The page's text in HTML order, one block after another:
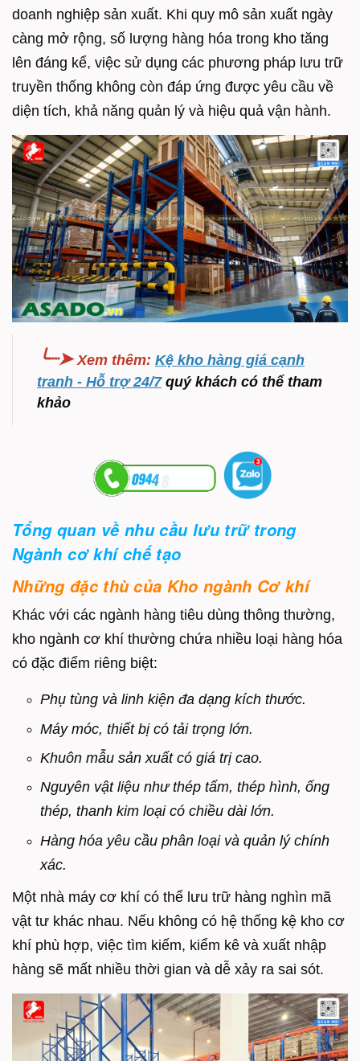
doanh nghiệp sản xuất. Khi quy mô sản xuất ngày
càng mở rộng, số lượng hàng hóa trong kho tăng
lên đáng kể, việc sử dụng các phương pháp lưu trữ
truyền thống không còn đáp ứng được yêu cầu về
diện tích, khả năng quản lý và hiệu quả vận hành.
╰┈➤Xem thêm: Kệ kho hàng giá cạnh
tranh - Hỗ trợ 24/7 quý khách có thể tham
khảo
Tổng quan về nhu cầu lưu trữ trong
Ngành cơ khí chế tạo
Những đặc thù của Kho ngành Cơ khí
Khác với các ngành hàng tiêu dùng thông thường,
kho ngành cơ khí thường chứa nhiều loại hàng hóa
có đặc điểm riêng biệt:
Phụ tùng và linh kiện đa dạng kích thước.
Máy móc, thiết bị có tải trọng lớn.
Khuôn mẫu sản xuất có giá trị cao.
Nguyên vật liệu như thép tấm, thép hình, ống
thép, thanh kim loại có chiều dài lớn.
Hàng hóa yêu cầu phân loại và quản lý chính
xác.
Một nhà máy cơ khí có thể lưu trữ hàng nghìn mã
vật tư khác nhau. Nếu không có hệ thống kệ kho cơ
khí phù hợp, việc tìm kiếm, kiểm kê và xuất nhập
hàng sẽ mất nhiều thời gian và dễ xảy ra sai sót.